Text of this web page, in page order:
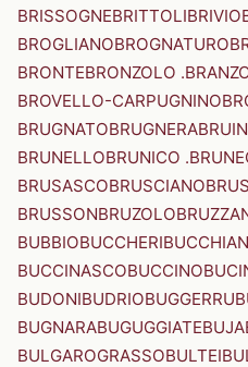
BRISSOGNEBRITTOLIBRIVIO
BROGLIANOBROGNATURO
BRONTEBRONZOLO
BROVELLO-CARPUGNINO
BRUGNATOBRUGNERA
BRUNELLOBRUNICO
BRUSASCOBRUSCIANO
BRUSSONBRUZOLO
BUBBIOBUCCHERI
BUCCINASCOBUCCINO
BUDONIBUDRIOBUGGERRU
BUGNARABUGUGGIATEBUJA
BULGAROGRASSOBULTEI